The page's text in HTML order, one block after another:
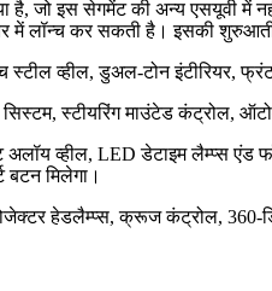
है, जो इस सेगमेंट की अन्य एसयूवी में
में लॉन्च कर सकती है। इसकी
स्टील व्हील, डुअल-टोन इंटीरियर,
स्टीयरिंग माउंटेड कंट्रोल,
व्हील, LED डेटाइम लैम्प्स एंड
बटन मिलेगा।
हेडलैम्प्स, क्रूज कंट्रोल, 360-